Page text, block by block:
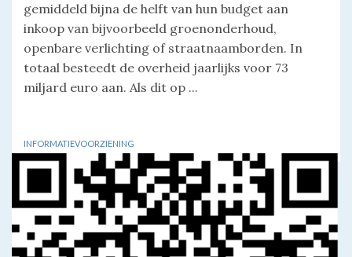
gemiddeld bijna de helft van hun budget aan
inkoop van bijvoorbeeld groenonderhoud,
openbare verlichting of straatnaamborden. In
totaal besteedt de overheid jaarlijks voor 73
miljard euro aan. Als dit op ...
INFORMATIEVOORZIENING